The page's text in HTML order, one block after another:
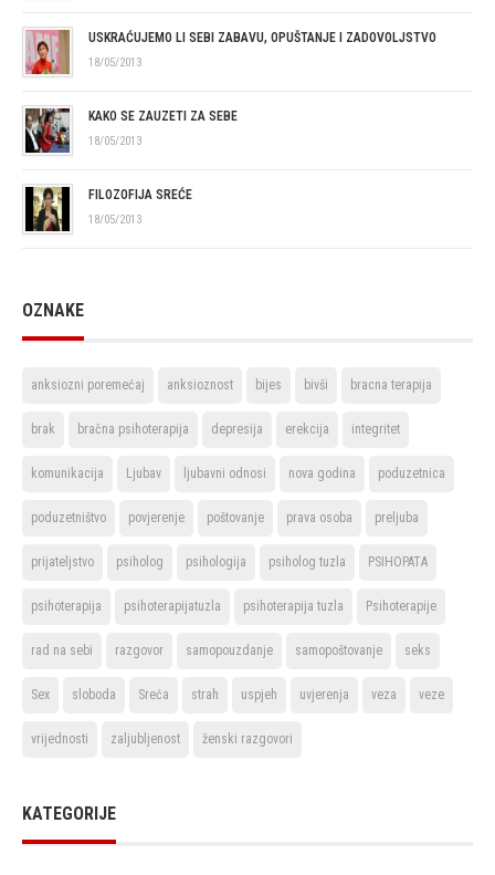
USKRAĆUJEMO LI SEBI ZABAVU, OPUŠTANJE I ZADOVOLJSTVO
18/05/2013
KAKO SE ZAUZETI ZA SEBE
18/05/2013
FILOZOFIJA SREĆE
18/05/2013
OZNAKE
anksiozni poremećaj anksioznost bijes bivši bracna terapija
brak bračna psihoterapija depresija erekcija integritet
komunikacija Ljubav ljubavni odnosi nova godina poduzetnica
poduzetništvo povjerenje poštovanje prava osoba preljuba
prijateljstvo psiholog psihologija psiholog tuzla PSIHOPATA
psihoterapija psihoterapijatuzla psihoterapija tuzla Psihoterapije
rad na sebi razgovor samopouzdanje samopoštovanje seks
Sex sloboda Sreća strah uspjeh uvjerenja veza veze
vrijednosti zaljubljenost ženski razgovori
KATEGORIJE